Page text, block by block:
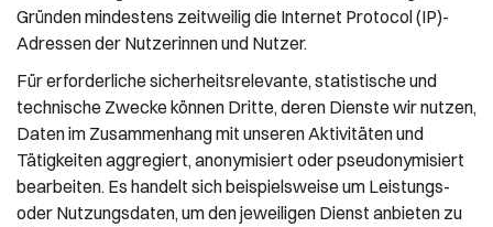
Gründen mindestens zeitweilig die Internet Protocol (IP)-
Adressen der Nutzerinnen und Nutzer.
Für erforderliche sicherheitsrelevante, statistische und
technische Zwecke können Dritte, deren Dienste wir nutzen,
Daten im Zusammenhang mit unseren Aktivitäten und
Tätigkeiten aggregiert, anonymisiert oder pseudonymisiert
bearbeiten. Es handelt sich beispielsweise um Leistungs-
oder Nutzungsdaten, um den jeweiligen Dienst anbieten zu